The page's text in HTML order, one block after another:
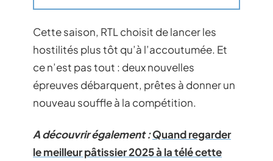
Cette saison, RTL choisit de lancer les
hostilités plus tôt qu’à l’accoutumée. Et
ce n’est pas tout : deux nouvelles
épreuves débarquent, prêtes à donner un
nouveau souffle à la compétition.
A découvrir également :Quand regarder
le meilleur pâtissier 2025 à la télé cette